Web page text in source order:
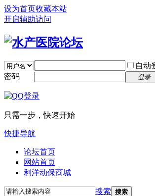
设为首页收藏本站
开启辅助访问
自动
密码
登录
只需一步，快速开始
快捷导航
论坛首页
网站首页
利洋动保商城
搜索 搜索